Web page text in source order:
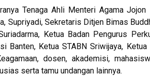
Tenaga Ahli Menteri Agama
Supriyadi, Sekretaris Ditjen Bimas
Ketua Badan Pengurus
Banten, Ketua STABN Sriwijaya,
dosen, akademisi,
serta tamu undangan lainnya.